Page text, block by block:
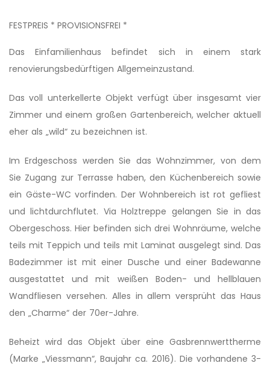
FESTPREIS * PROVISIONSFREI *
Das Einfamilienhaus befindet sich in einem stark
renovierungsbedürfti­gen Allgemeinzustand.
Das voll unterkellerte Objekt verfügt über insgesamt vier
Zimmer und einem großen Gartenbereich, welcher aktuell
eher als „wild“ zu bezeichnen ist.
Im Erdgeschoss werden Sie das Wohnzimmer, von dem
Sie Zugang zur Terrasse haben, den Küchenbereich sowie
ein Gäste-WC vorfinden. Der Wohnbereich ist rot gefliest
und lichtdurchflutet. Via Holztreppe gelangen Sie in das
Obergeschoss. Hier befinden sich drei Wohnräume, welche
teils mit Teppich und teils mit Laminat ausgelegt sind. Das
Badezimmer ist mit einer Dusche und einer Badewanne
ausgestattet und mit weißen Boden- und hellblauen
Wandfliesen versehen. Alles in allem versprüht das Haus
den „Charme“ der 70er-Jahre.
Beheizt wird das Objekt über eine Gasbrennwerttherme
(Marke „Viessmann“, Baujahr ca. 2016). Die vorhandene 3-